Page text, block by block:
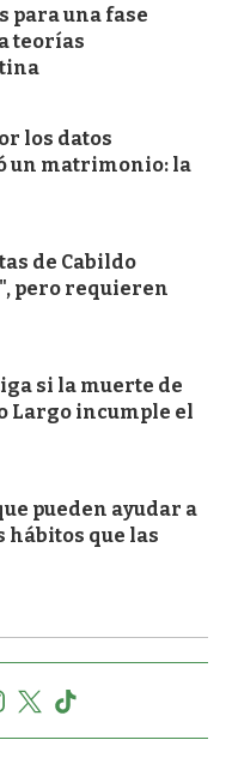
para una fase
teorías
los datos
un matrimonio: la
de Cabildo
pero requieren
si la muerte de
Largo incumple el
pueden ayudar a
hábitos que las